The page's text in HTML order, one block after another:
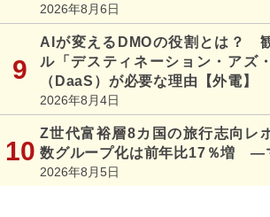
2026年8月6日
AIが変えるDMOの役割とは？
ル「デスティネーション・アズ
（DaaS）が必要な理由【外電】
2026年8月4日
Z世代富裕層8カ国の旅行志向レ
数グループ化は前年比17％増 ―
2026年8月5日